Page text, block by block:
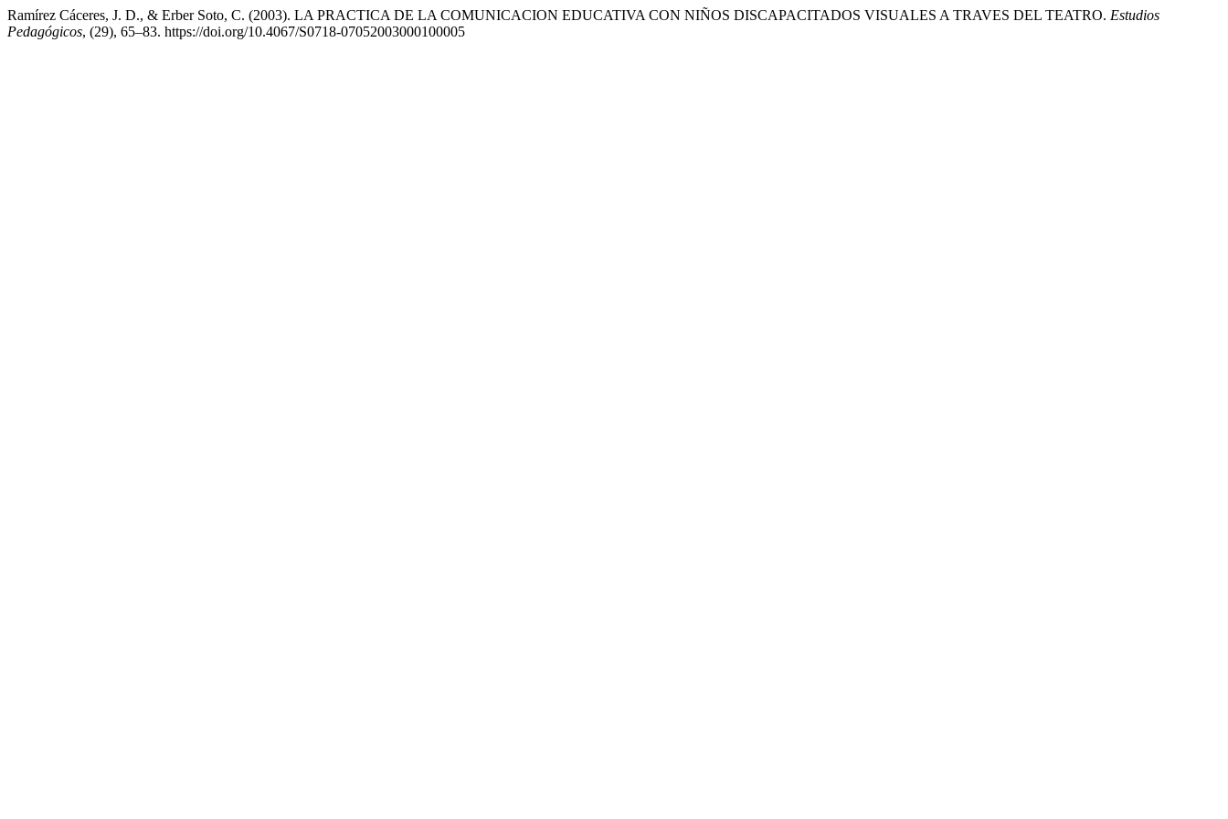
Ramírez Cáceres, J. D., & Erber Soto, C. (2003). LA PRACTICA DE LA COMUNICACION EDUCATIVA CON NIÑOS DISCAPACITADOS VISUALES A TRAVES DEL TEATRO. Estudios
Pedagógicos, (29), 65–83. https://doi.org/10.4067/S0718-07052003000100005